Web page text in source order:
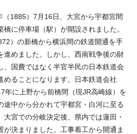
1885）7月16日、大宮から宇都宮間
に停車場（駅）が開設されました。
）の新橋から横浜間の鉄道開通を手
進めました。しかし、西南戦争後の財
、国費ではなく半官半民の日本鉄道会
めることになります。日本鉄道会社
年に上野から前橋間（現JR高崎線）を
途中から分かれて宇都宮・白河に至る
宮での分岐決定後、県内では蓮田・
が決まりました。工事着工から開通ま